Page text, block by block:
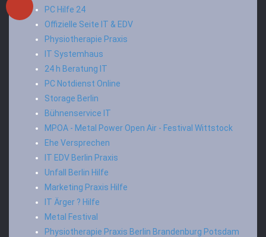
PC Hilfe 24
Offizielle Seite IT & EDV
Physiotherapie Praxis
IT Systemhaus
24 h Beratung IT
PC Notdienst Online
Storage Berlin
Bühnenservice IT
MPOA - Metal Power Open Air - Festival Wittstock
Ehe Versprechen
IT EDV Berlin Praxis
Unfall Berlin Hilfe
Marketing Praxis Hilfe
IT Ärger ? Hilfe
Metal Festival
Physiotherapie Praxis Berlin Brandenburg Potsdam